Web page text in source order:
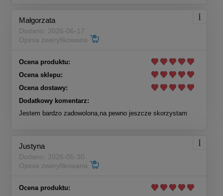
Małgorzata
Dodano: 2026-06-17
Opinia zweryfikowana
Ocena produktu:
Ocena sklepu:
Ocena dostawy:
Dodatkowy komentarz:
Jestem bardzo zadowolona,na pewno jeszcze skorzystam
Justyna
Dodano: 2026-05-30
Opinia zweryfikowana
Ocena produktu: